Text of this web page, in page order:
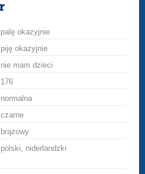
palę okazyjnie
piję okazyjnie
nie mam dzieci
176
normalna
czarne
brązowy
polski, niderlandzki